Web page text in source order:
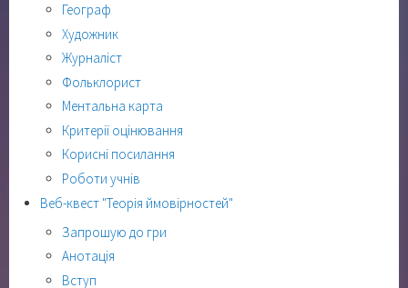
Географ
Художник
Журналіст
Фольклорист
Ментальна карта
Критерії оцінювання
Корисні посилання
Роботи учнів
Веб-квест "Теорія ймовірностей"
Запрошую до гри
Анотація
Вступ